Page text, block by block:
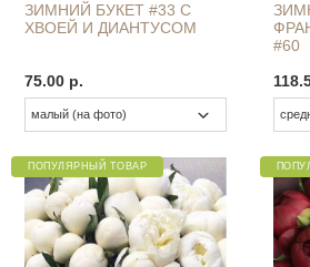
ЗИМНИЙ БУКЕТ #33 С
ХВОЕЙ И ДИАНТУСОМ
75.00 р.
#60
ПОПУЛЯРНЫЙ ТОВАР